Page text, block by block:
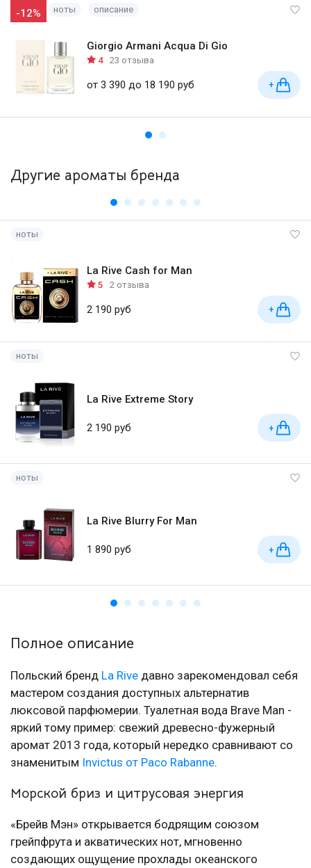
-12% ноты описание
Giorgio Armani Acqua Di Gio
4 23 отзыва
от 3 390 до 18 190 руб +
Другие ароматы бренда
ноты
La Rive Cash for Man
5 2 отзыва
2 190 руб +
ноты
La Rive Extreme Story
2 190 руб +
ноты
La Rive Blurry For Man
1 890 руб +
Полное описание
Польский бренд La Rive давно зарекомендовал себя
мастером создания доступных альтернатив
люксовой парфюмерии. Туалетная вода Brave Man -
яркий тому пример: свежий древесно-фужерный
аромат 2013 года, который нередко сравнивают со
знаменитым Invictus от Paco Rabanne.
Морской бриз и цитрусовая энергия
«Брейв Мэн» открывается бодрящим союзом
грейпфрута и акватических нот, мгновенно
создающих ощущение прохлады океанского